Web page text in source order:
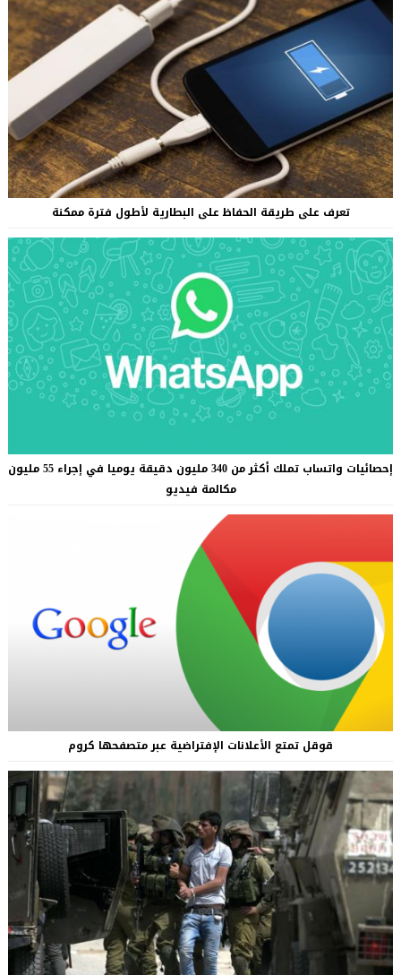
تعرف على طريقة الحفاظ على البطارية لأطول فترة ممكنة
إحصائيات واتساب تملك أكثر من 340 مليون دقيقة يوميا في إجراء 55 مليون
مكالمة فيديو
قوقل تمتع الأعلانات الإفتراضية عبر متصفحها كروم